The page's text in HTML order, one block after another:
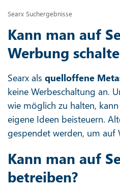
Searx Suchergebnisse
Kann man auf
Werbung
Searx als quelloffene
keine Werbeschaltung an.
wie möglich zu halten,
eigene Ideen beisteuern.
gespendet werden, um auf
Kann man auf
betreiben?